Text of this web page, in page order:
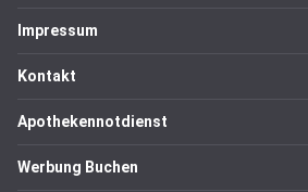
Impressum
Kontakt
Apothekennotdienst
Werbung Buchen